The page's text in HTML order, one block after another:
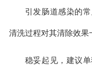
引发肠道感染的
清洗过程对其清除效果
稳妥起见，建议